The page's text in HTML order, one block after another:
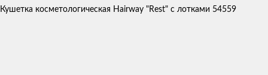
Кушетка косметологическая Hairway "Rest" с лотками 54559